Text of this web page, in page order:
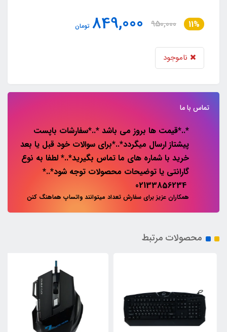
11%
950,000
849,000 تومان
ناموجود
تماس با ما
*..*قیمت ها بروز می باشد *..*سفارشات باپست
پیشتاز ارسال میگردد*..*برای سوالات خود قبل یا بعد
خرید با شماره های ما تماس بگیرید*..* لطفا به نوع
گارانتی یا توضیحات محصولات توجه شود*..*
همکاران عزیز برای سفارش تعداد میتوانند واتساپ هماهنگ کنن
محصولات مرتبط